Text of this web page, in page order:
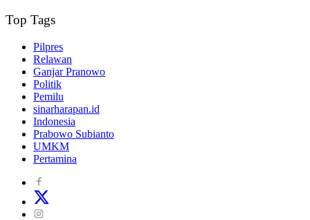
Top Tags
Pilpres
Relawan
Ganjar Pranowo
Politik
Pemilu
sinarharapan.id
Indonesia
Prabowo Subianto
UMKM
Pertamina